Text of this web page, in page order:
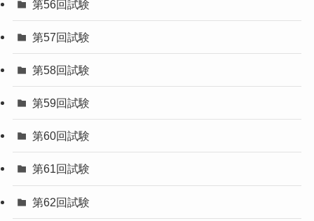
第53回試験
第54回試験
第55回試験
第56回試験
第57回試験
第58回試験
第59回試験